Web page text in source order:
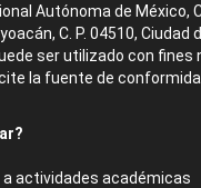
Autónoma de México,
C. P. 04510, Ciudad
ser utilizado con fines
la fuente de
actividades académicas